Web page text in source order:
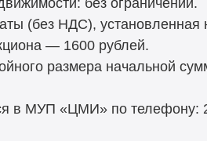
без ограничений.
(без НДС), установленная
— 1600 рублей.
размера начальной
в МУП «ЦМИ» по телефону: